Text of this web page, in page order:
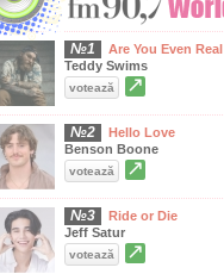
№1
Are You Even Real
Teddy Swims
votează ↗
№2
Hello Love
Benson Boone
votează ↗
№3
Ride or Die
Jeff Satur
votează ↗